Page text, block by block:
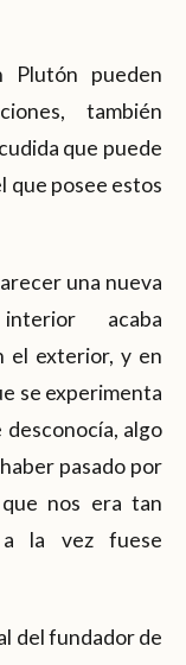
Plutón pueden
también
que puede
que posee estos
una nueva
acaba
el exterior, y en
se experimenta
algo
pasado por
nos era tan
a la vez fuese
del fundador de